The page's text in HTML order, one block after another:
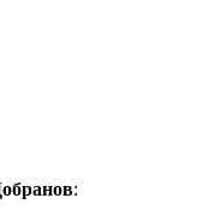
: